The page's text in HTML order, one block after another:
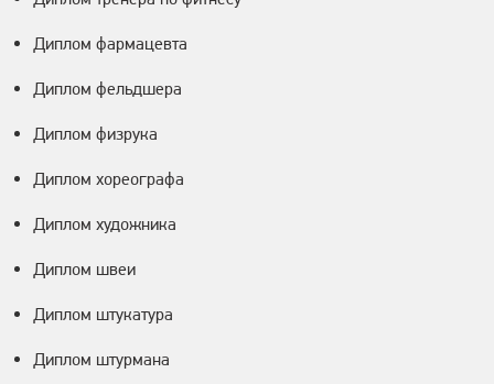
Диплом фармацевта
Диплом фельдшера
Диплом физрука
Диплом хореографа
Диплом художника
Диплом швеи
Диплом штукатура
Диплом штурмана